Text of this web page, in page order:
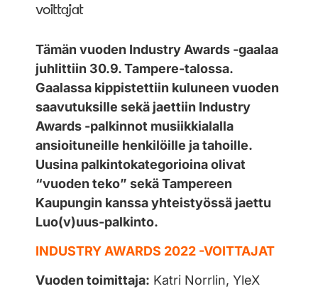
voittajat
Tämän vuoden Industry Awards -gaalaa
juhlittiin 30.9. Tampere-talossa.
Gaalassa kippistettiin kuluneen vuoden
saavutuksille sekä jaettiin Industry
Awards -palkinnot musiikkialalla
ansioituneille henkilöille ja tahoille.
Uusina palkintokategorioina olivat
“vuoden teko” sekä Tampereen
Kaupungin kanssa yhteistyössä jaettu
Luo(v)uus-palkinto.
INDUSTRY AWARDS 2022 -VOITTAJAT
Vuoden toimittaja: Katri Norrlin, YleX